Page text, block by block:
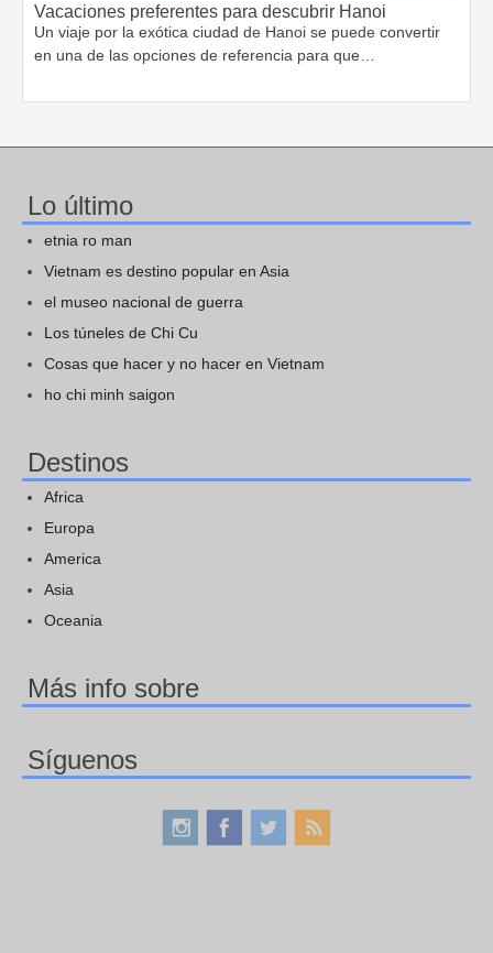
Vacaciones preferentes para descubrir Hanoi
Un viaje por la exótica ciudad de Hanoi se puede convertir
en una de las opciones de referencia para que…
Lo último
etnia ro man
Vietnam es destino popular en Asia
el museo nacional de guerra
Los túneles de Chi Cu
Cosas que hacer y no hacer en Vietnam
ho chi minh saigon
Destinos
Africa
Europa
America
Asia
Oceania
Más info sobre
Síguenos